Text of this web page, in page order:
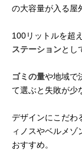
の大容量が入る屋
100リットルを超
ステーションとし
ゴミの量や地域で
て選ぶと失敗が少
デザインにこだわ
ィノスやベルメゾ
おすすめ。